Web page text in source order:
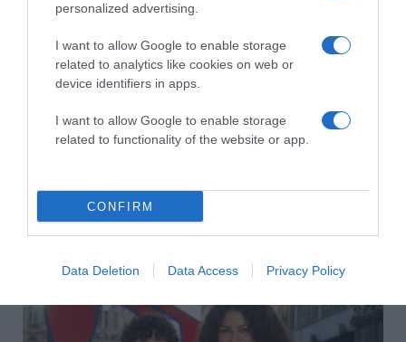
personalized advertising.
I want to allow Google to enable storage
related to analytics like cookies on web or
device identifiers in apps.
I want to allow Google to enable storage
related to functionality of the website or app.
CONFIRM
Data Deletion Data Access Privacy Policy
2026-08-08.
meg a növényeidet